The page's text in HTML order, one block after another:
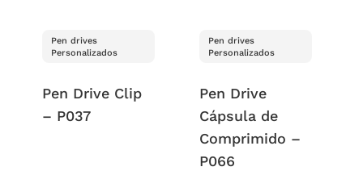
Pen drives
Personalizados
Pen Drive Clip
– P037
Pen drives
Personalizados
Pen Drive
Cápsula de
Comprimido –
P066